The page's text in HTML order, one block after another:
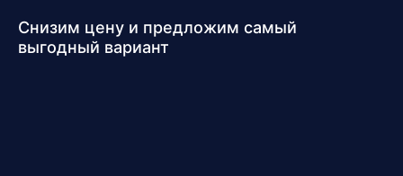
Снизим цену и предложим самый
выгодный вариант